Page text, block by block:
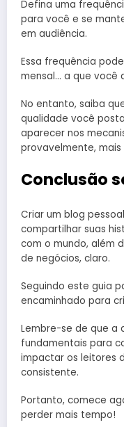
Defina uma
para você e se
em audiência.
Essa frequência
mensal… a que você
No entanto, saiba
qualidade você
aparecer nos
provavelmente,
Conclusão
Criar um blog
compartilhar suas
com o mundo, além
de negócios, claro.
Seguindo este guia
encaminhado para
Lembre-se de que a
fundamentais para
impactar os leitores
consistente.
Portanto, comece
perder mais tempo!